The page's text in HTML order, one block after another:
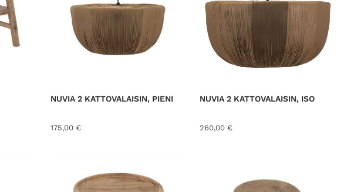
NUVIA 2 KATTOVALAISIN, PIENI
175,00 €
NUVIA 2 KATTOVALAISIN, ISO
260,00 €